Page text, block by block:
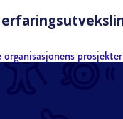
organisasjonens prosjekter